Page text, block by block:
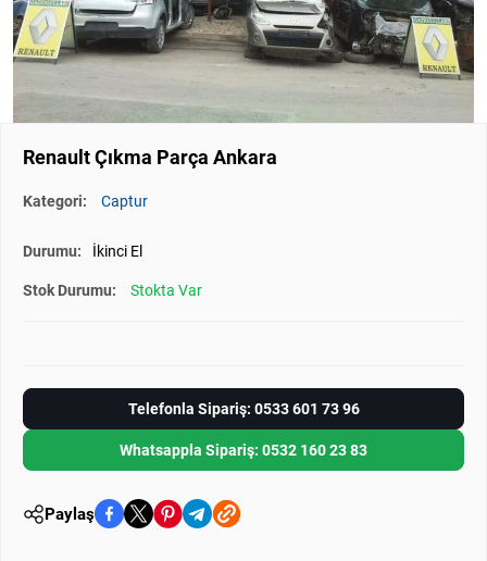
Renault Çıkma Parça Ankara
Kategori: Captur
Durumu: İkinci El
Stok Durumu: Stokta Var
Telefonla Sipariş: 0533 601 73 96
Whatsappla Sipariş: 0532 160 23 83
Paylaş